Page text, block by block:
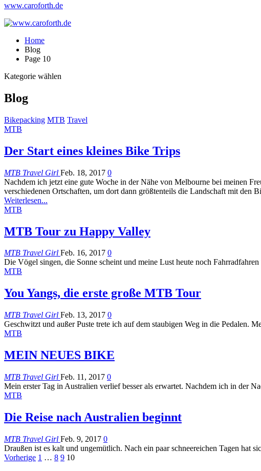
www.caroforth.de
Home
Blog
Page 10
Kategorie wählen
Blog
Bikepacking MTB Travel
MTB
Der Start eines kleines Bike Trips
MTB Travel Girl Feb. 18, 2017 0
Nachdem ich jetzt eine gute Woche in der Nähe von Melbourne bei meinen
verschiedenen Ortschaften, um dort dann größtenteils die Landschaft mit den
Weiterlesen...
MTB
MTB Tour zu Happy Valley
MTB Travel Girl Feb. 16, 2017 0
Die Vögel singen, die Sonne scheint und meine Lust heute noch
MTB
You Yangs, die erste große MTB Tour
MTB Travel Girl Feb. 13, 2017 0
Geschwitzt und außer Puste trete ich auf dem staubigen Weg in die Pedalen.
MTB
MEIN NEUES BIKE
MTB Travel Girl Feb. 11, 2017 0
Mein erster Tag in Australien verlief besser als erwartet. Nachdem ich in der
MTB
Die Reise nach Australien beginnt
MTB Travel Girl Feb. 9, 2017 0
Draußen ist es kalt und ungemütlich. Nach ein paar schneereichen Tagen hat
Vorherige 1 … 8 9 10